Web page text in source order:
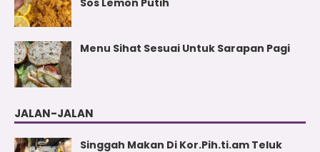
Menu Sihat Sesuai Untuk Sarapan Pagi
JALAN-JALAN
Singgah Makan Di Kor.Pih.ti.am Teluk